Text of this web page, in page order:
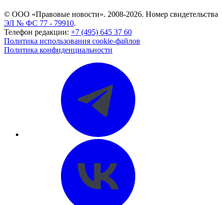
© ООО «Правовые новости». 2008-2026. Номер свидетельства
ЭЛ № ФС 77 - 79910.
Телефон редакции: +7 (495) 645 37 60
Политика использования cookie-файлов
Политика конфиденциальности